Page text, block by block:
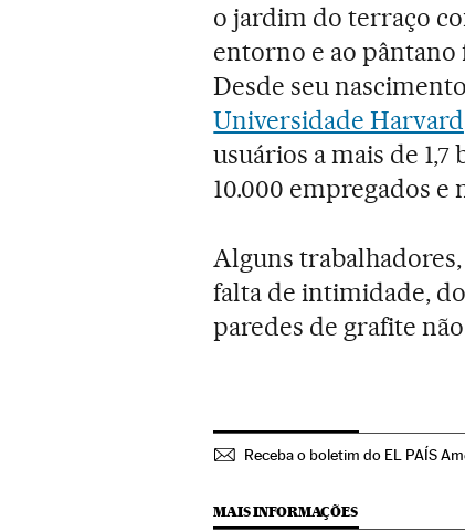
o jardim do terraço
entorno e ao pântano
Desde seu nascimento
Universidade Harvard
usuários a mais de
10.000 empregados e
Alguns
falta de intimidade,
paredes de grafite
Receba o boletim do EL PAÍS
MAIS INFORMAÇÕES